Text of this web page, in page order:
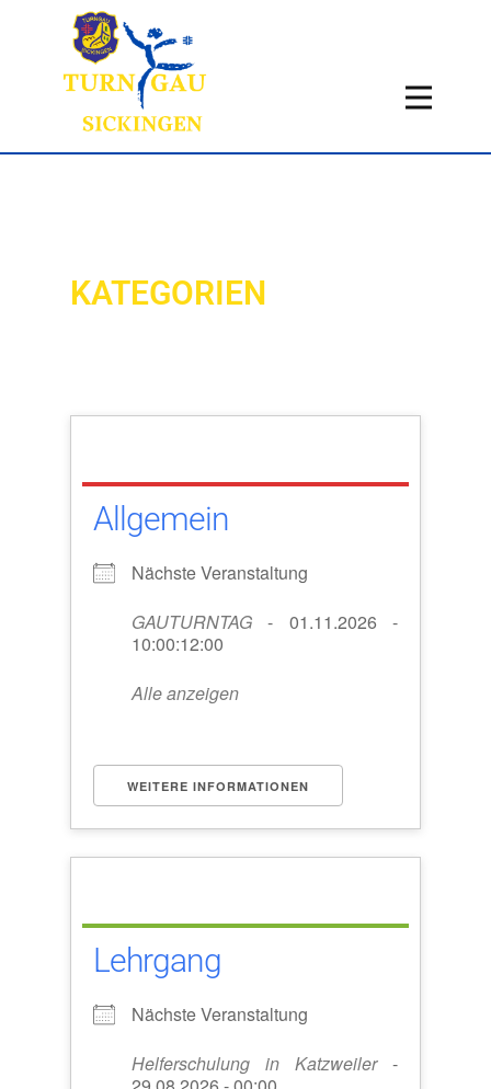
Home
Aktuelles
KATEGORIEN
Allgemein
Nächste Veranstaltung
GAUTURNTAG - 01.11.2026 -
10:00:12:00
Alle anzeigen
WEITERE INFORMATIONEN
Lehrgang
Nächste Veranstaltung
Helferschulung in Katzweiler-